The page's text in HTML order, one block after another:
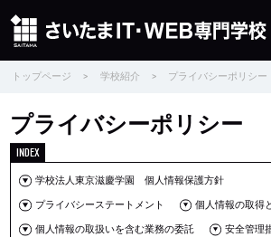
トップページ > 学校紹介 > プライバシーポリシー
学校法人東京滋慶学園 個人情報保護方針
プライバシーステートメント 個人情報の取得
個人情報の取扱いを含む業務の委託 安全管理
プライバシーポリシー